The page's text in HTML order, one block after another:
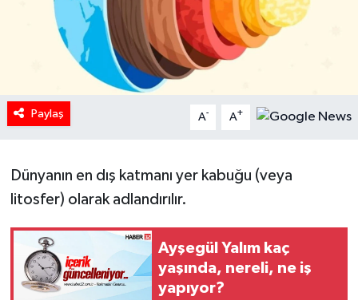
Paylaş A- A+
Dünyanın en dış katmanı yer kabuğu (veya
litosfer) olarak adlandırılır.
Ayşegül Yalım kaç
yaşında, nereli, ne iş
yapıyor?
MAGAZİN
POLİTİKA
SAĞLIK
Spor
Tarihi Yapılarımız